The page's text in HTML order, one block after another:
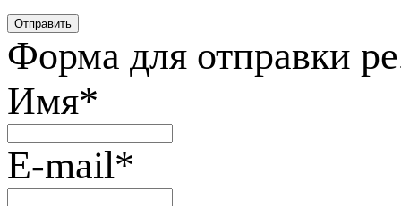
Форма для отправки
Имя*
E-mail*